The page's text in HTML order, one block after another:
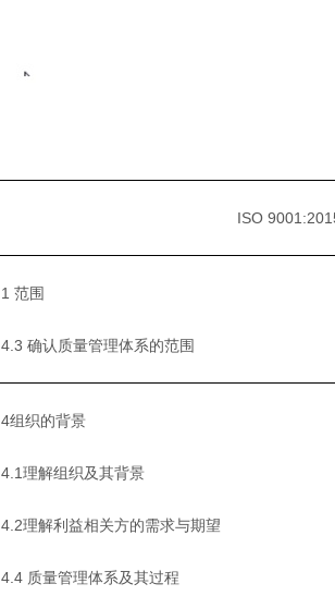
ISO
1 范围
4.3 确认质量管理体系的范围
4组织的背景
4.1理解组织及其背景
4.2理解利益相关方的需求与期望
4.4 质量管理体系及其过程